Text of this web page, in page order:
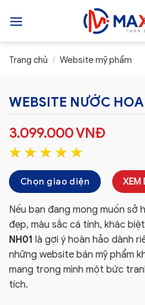
Trang chủ / Website mỹ phẩm
WEBSITE NƯỚC
3.099.000VNĐ
Chọn giao diện XEM
Nếu bạn đang mong muốn sở
đẹp, màu sắc cá tính, khác
NH01 là gợi ý hoàn hảo dành
những website bán mỹ phẩm
mang trong mình một bức
tích.